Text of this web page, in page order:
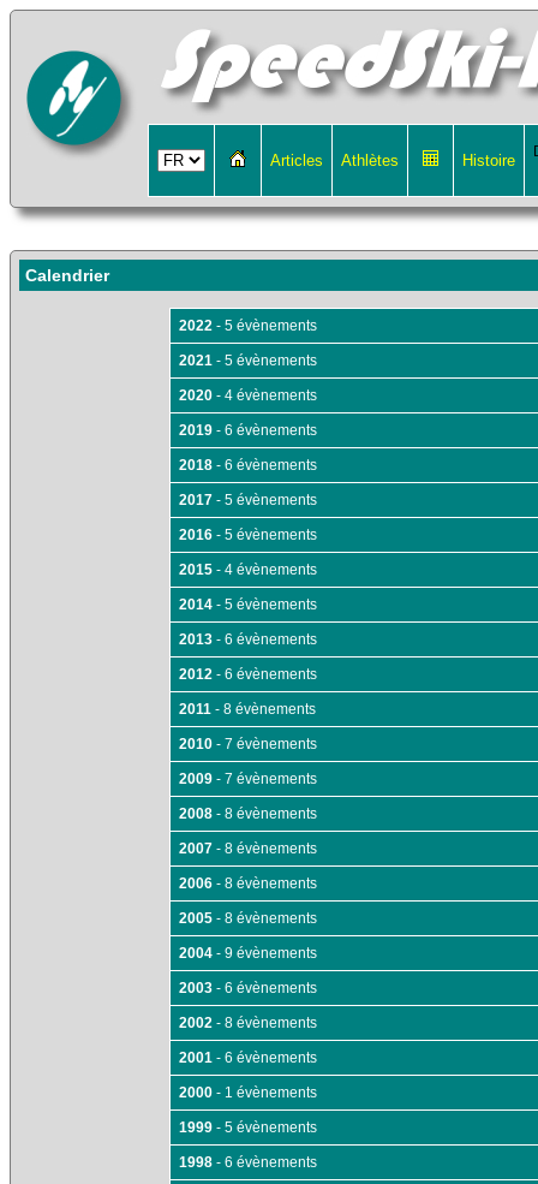
Articles Athlètes Histoire
Calendrier
2022 - 5 évènements
2021 - 5 évènements
2020 - 4 évènements
2019 - 6 évènements
2018 - 6 évènements
2017 - 5 évènements
2016 - 5 évènements
2015 - 4 évènements
2014 - 5 évènements
2013 - 6 évènements
2012 - 6 évènements
2011 - 8 évènements
2010 - 7 évènements
2009 - 7 évènements
2008 - 8 évènements
2007 - 8 évènements
2006 - 8 évènements
2005 - 8 évènements
2004 - 9 évènements
2003 - 6 évènements
2002 - 8 évènements
2001 - 6 évènements
2000 - 1 évènements
1999 - 5 évènements
1998 - 6 évènements